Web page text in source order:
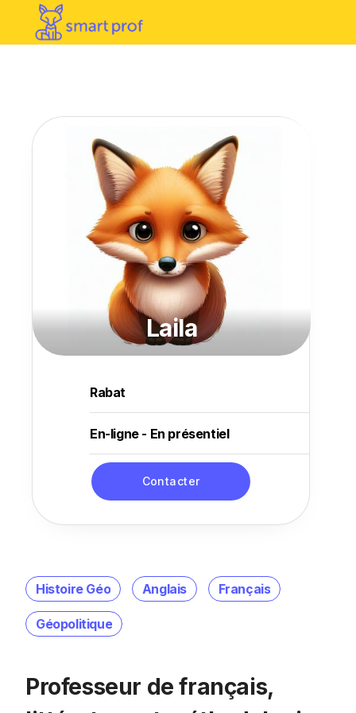
Histoire Géo Anglais Français
Géopolitique
Professeur de français,
Laila
Rabat
En-ligne - En présentiel
Contacter